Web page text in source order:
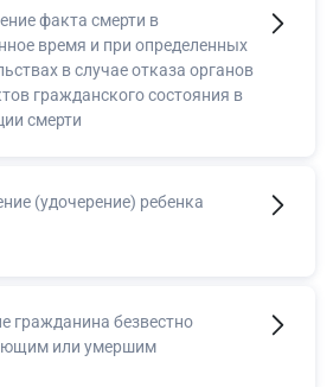
факта смерти в
время и при определенных
в случае отказа органов
гражданского состояния в
смерти
(удочерение) ребенка
гражданина безвестно
или умершим